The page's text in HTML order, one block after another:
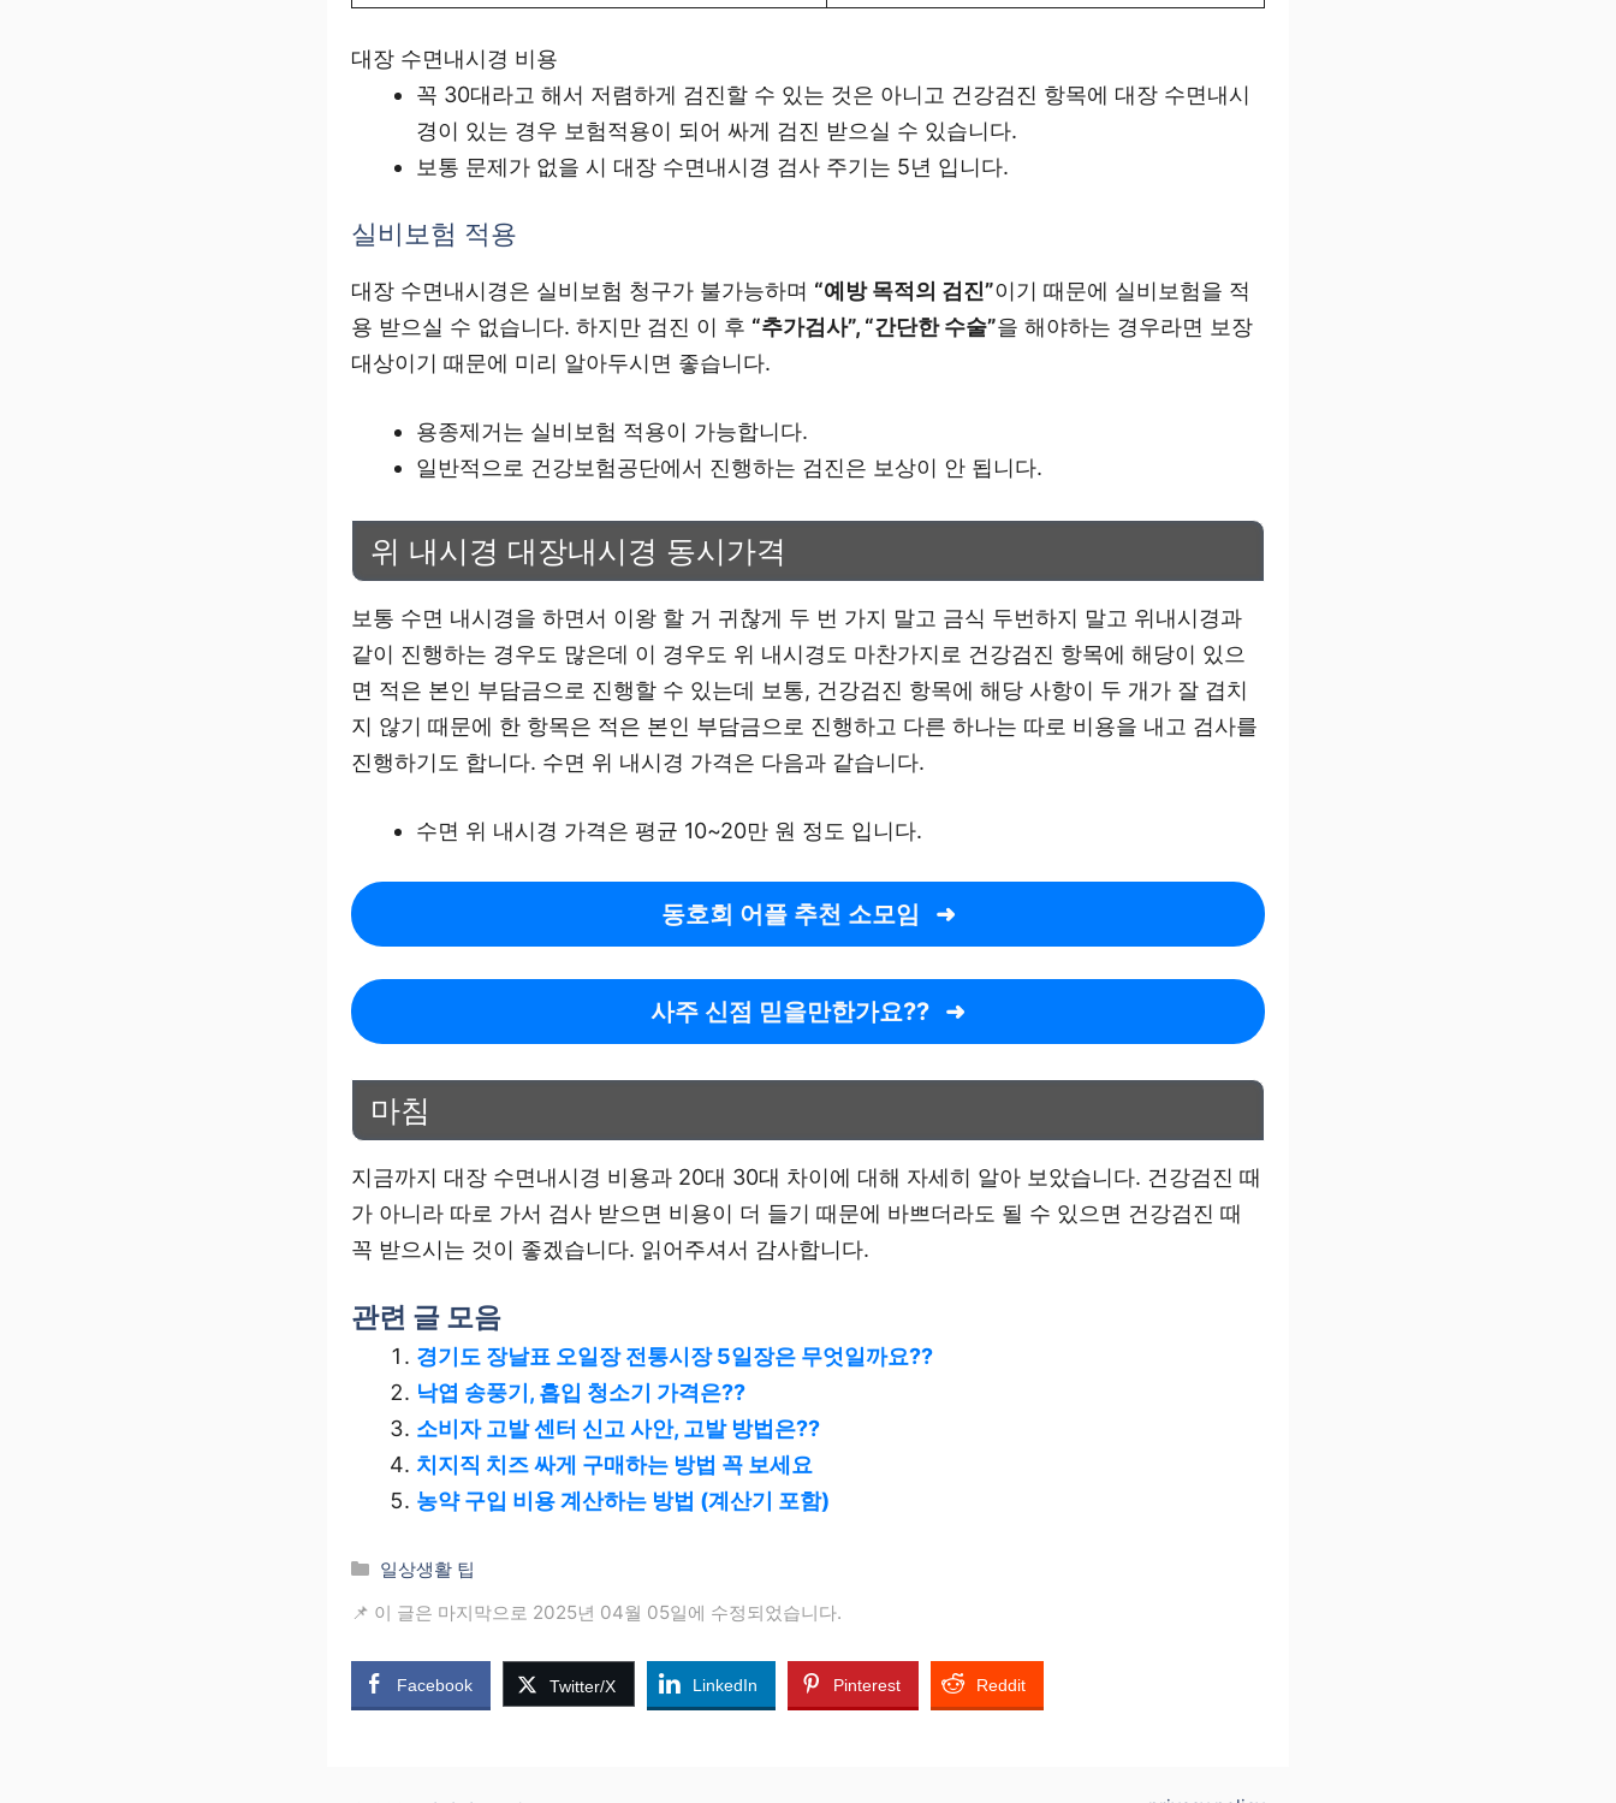
대장 수면내시경 비용
꼭 30대라고 해서 저렴하게 검진할 수 있는 것은 아니고 건강검진 항목에 대장 수면내시
경이 있는 경우 보험적용이 되어 싸게 검진 받으실 수 있습니다.
보통 문제가 없을 시 대장 수면내시경 검사 주기는 5년 입니다.
실비보험 적용
대장 수면내시경은 실비보험 청구가 불가능하며 “예방 목적의 검진”이기 때문에 실비보험을 적
용 받으실 수 없습니다. 하지만 검진 이 후 “추가검사”, “간단한 수술”을 해야하는 경우라면 보장
대상이기 때문에 미리 알아두시면 좋습니다.
용종제거는 실비보험 적용이 가능합니다.
일반적으로 건강보험공단에서 진행하는 검진은 보상이 안 됩니다.
위 내시경 대장내시경 동시가격
보통 수면 내시경을 하면서 이왕 할 거 귀찮게 두 번 가지 말고 금식 두번하지 말고 위내시경과
같이 진행하는 경우도 많은데 이 경우도 위 내시경도 마찬가지로 건강검진 항목에 해당이 있으
면 적은 본인 부담금으로 진행할 수 있는데 보통, 건강검진 항목에 해당 사항이 두 개가 잘 겹치
지 않기 때문에 한 항목은 적은 본인 부담금으로 진행하고 다른 하나는 따로 비용을 내고 검사를
진행하기도 합니다. 수면 위 내시경 가격은 다음과 같습니다.
수면 위 내시경 가격은 평균 10~20만 원 정도 입니다.
동호회 어플 추천 소모임
사주 신점 믿을만한가요??
마침
지금까지 대장 수면내시경 비용과 20대 30대 차이에 대해 자세히 알아 보았습니다. 건강검진 때
가 아니라 따로 가서 검사 받으면 비용이 더 들기 때문에 바쁘더라도 될 수 있으면 건강검진 때
꼭 받으시는 것이 좋겠습니다. 읽어주셔서 감사합니다.
관련 글 모음
경기도 장날표 오일장 전통시장 5일장은 무엇일까요??
낙엽 송풍기, 흡입 청소기 가격은??
소비자 고발 센터 신고 사안, 고발 방법은??
치지직 치즈 싸게 구매하는 방법 꼭 보세요
농약 구입 비용 계산하는 방법 (계산기 포함)
카
고
일상생활 팁
📌 이 글은 마지막으로 2025년 04월 05일에 수정되었습니다.
Facebook Twitter/X LinkedIn Pinterest Reddit